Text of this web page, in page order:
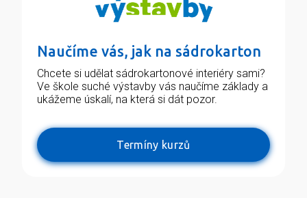
Naučíme vás, jak na sádrokarton
Chcete si udělat sádrokartonové interiéry sami?
Ve škole suché výstavby vás naučíme základy a
ukážeme úskalí, na která si dát pozor.
Termíny kurzů